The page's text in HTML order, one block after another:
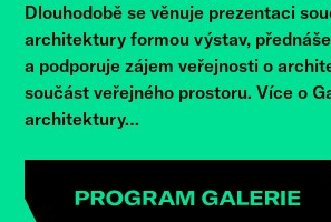
Dlouhodobě se věnuje prezentaci
architektury formou výstav,
a podporuje zájem veřejnosti o
součást veřejného prostoru. Více o
architektury…